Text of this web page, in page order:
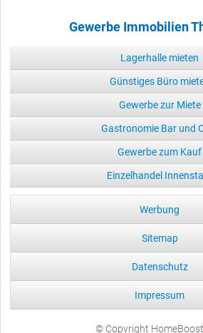
Gewerbe Immobilien
Lagerhalle mieten
Günstiges Büro
Gewerbe zur Miete
Gastronomie Bar und
Gewerbe zum Kauf
Einzelhandel
Werbung
Sitemap
Datenschutz
Impressum
© Copyright